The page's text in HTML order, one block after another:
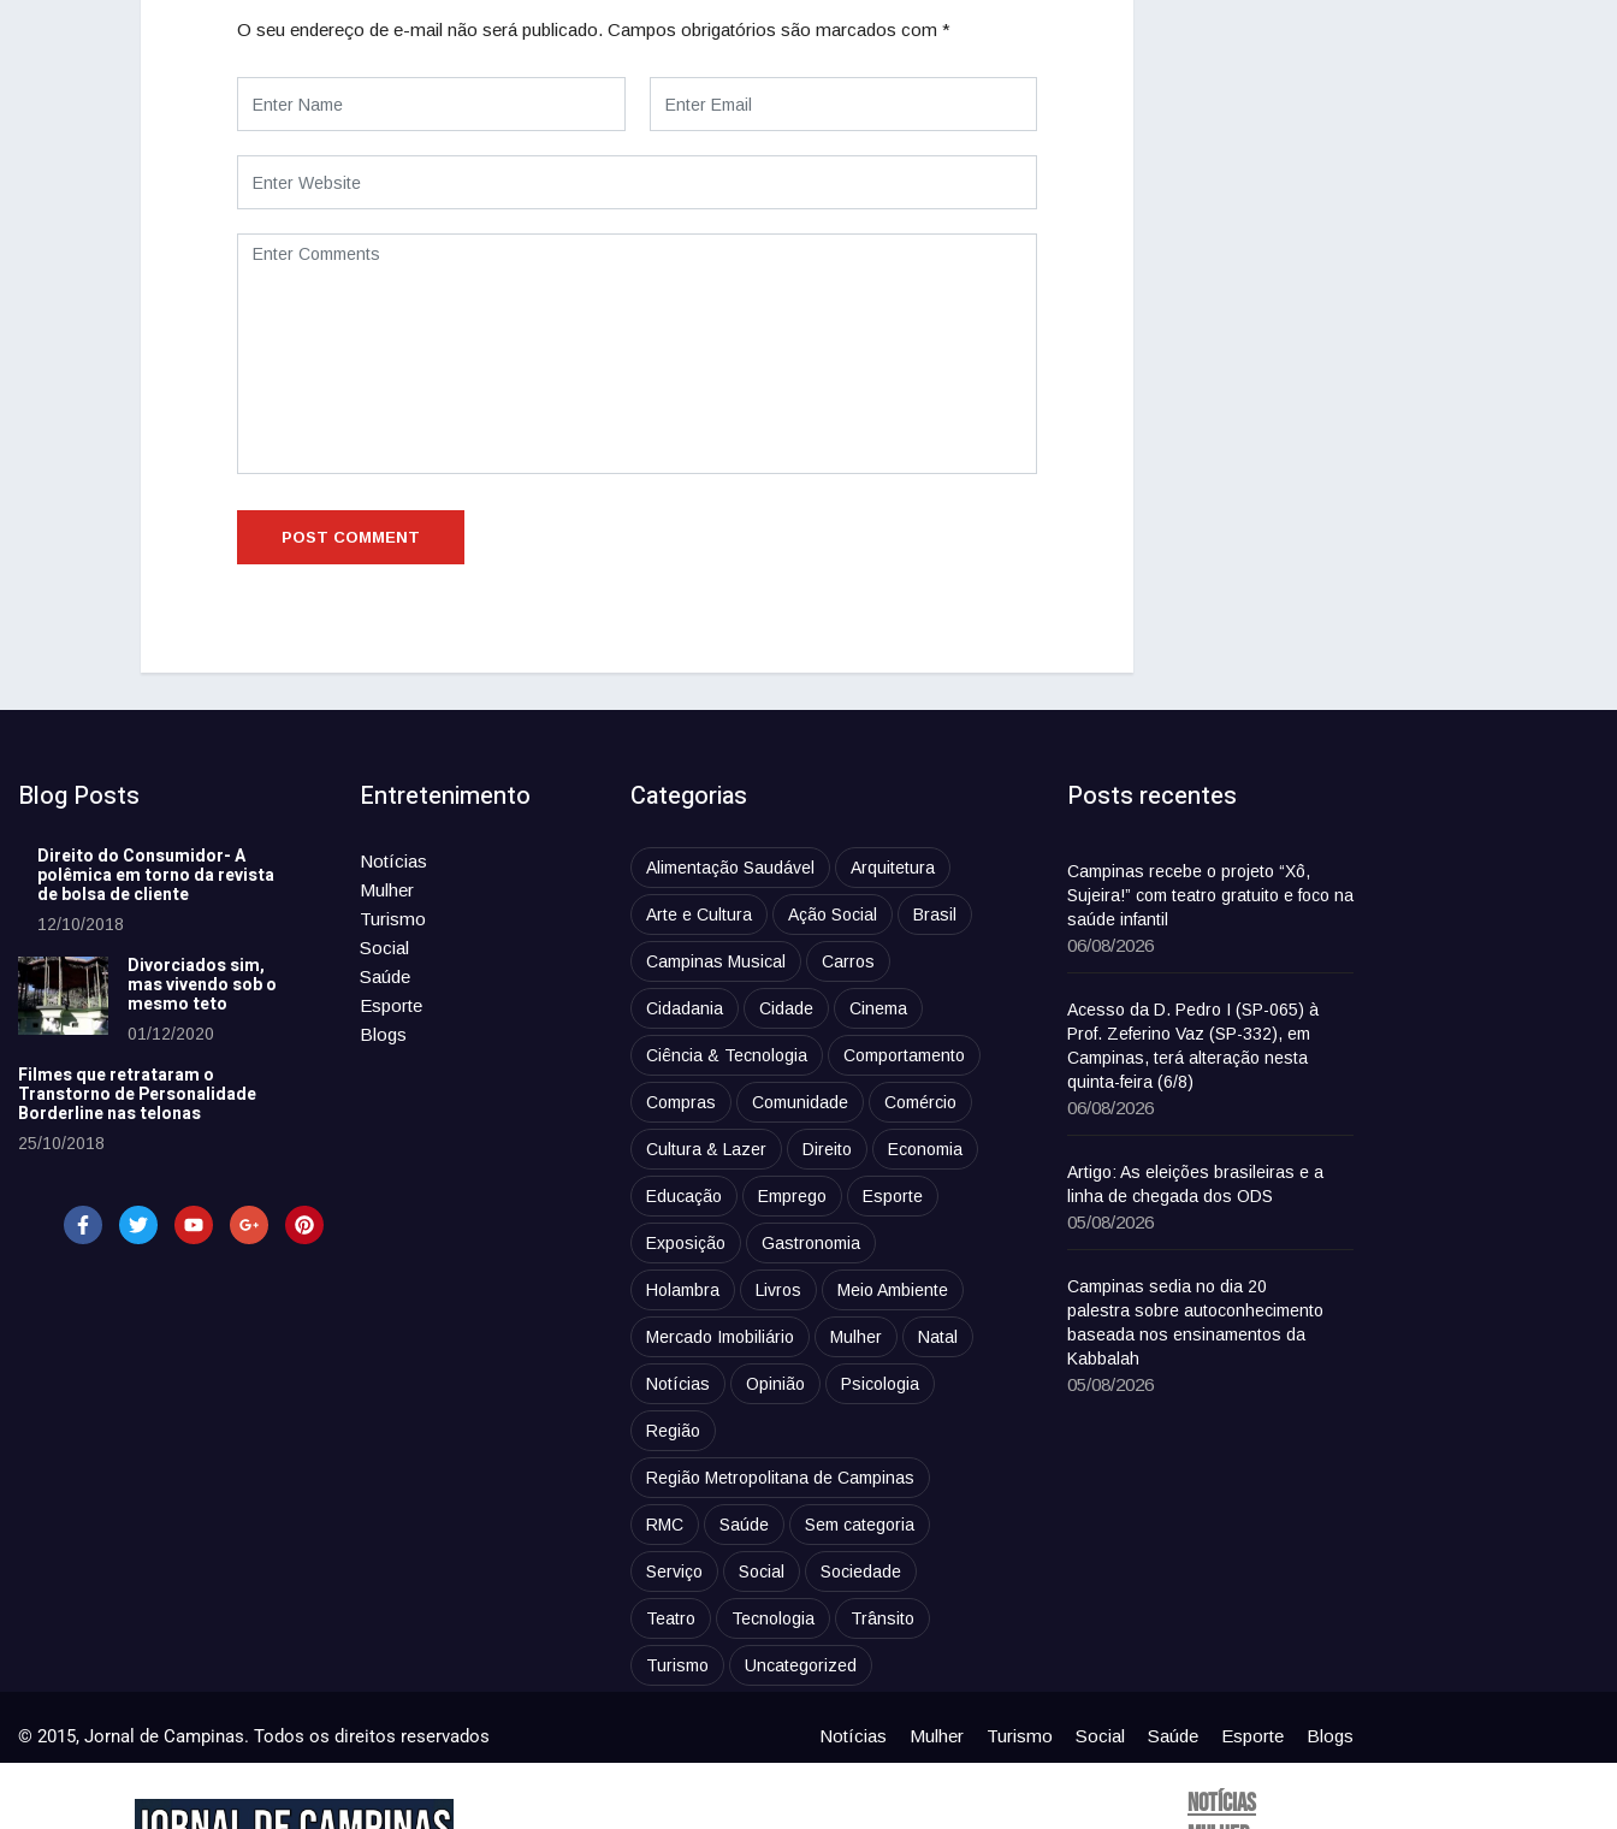
O seu endereço de e-mail não será publicado. Campos obrigatórios são marcados com *
Blog Posts
Direito do Consumidor- A
polêmica em torno da revista
de bolsa de cliente
12/10/2018
Divorciados sim,
mas vivendo sob o
mesmo teto
01/12/2020
Filmes que retrataram o
Transtorno de Personalidade
Borderline nas telonas
25/10/2018
Entretenimento
Notícias
Mulher
Turismo
Social
Saúde
Esporte
Blogs
Categorias
Alimentação Saudável Arquitetura
Arte e Cultura Ação Social Brasil
Campinas Musical Carros
Cidadania Cidade Cinema
Ciência & Tecnologia Comportamento
Compras Comunidade Comércio
Cultura & Lazer Direito Economia
Educação Emprego Esporte
Exposição Gastronomia
Holambra Livros Meio Ambiente
Mercado Imobiliário Mulher Natal
Notícias Opinião Psicologia
Região
Região Metropolitana de Campinas
RMC Saúde Sem categoria
Serviço Social Sociedade
Teatro Tecnologia Trânsito
Turismo Uncategorized
Posts recentes
Campinas recebe o projeto “Xô,
Sujeira!” com teatro gratuito e foco na
saúde infantil
06/08/2026
Acesso da D. Pedro I (SP-065) à
Prof. Zeferino Vaz (SP-332), em
Campinas, terá alteração nesta
quinta-feira (6/8)
06/08/2026
Artigo: As eleições brasileiras e a
linha de chegada dos ODS
05/08/2026
Campinas sedia no dia 20
palestra sobre autoconhecimento
baseada nos ensinamentos da
Kabbalah
05/08/2026
© 2015, Jornal de Campinas. Todos os direitos reservados Notícias Mulher Turismo Social Saúde Esporte Blogs
Notícias